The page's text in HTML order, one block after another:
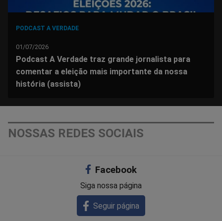
PODCAST A VERDADE
01/07/2026
Podcast A Verdade traz grande jornalista para
comentar a eleição mais importante da nossa
história (assista)
NOSSAS REDES SOCIAIS
Facebook
Siga nossa página
Seguir página